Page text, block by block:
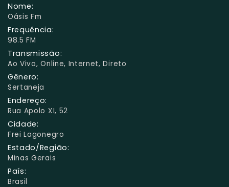
Nome:
Oásis Fm
Frequência:
98.5 FM
Transmissão:
Ao Vivo, Online, Internet, Direto
Gênero:
Sertaneja
Endereço:
Rua Apolo XI, 52
Cidade:
Frei Lagonegro
Estado/Região:
Minas Gerais
País:
Brasil